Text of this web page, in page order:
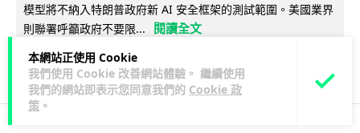
本網站正使用 Cookie
我們使用 Cookie 改善網站體驗。 繼續使用
我們的網站即表示您同意我們的 Cookie 政
策 。
模型將不納入特朗普政府新 AI 安全框架的測試範圍。美國業界
則聯署呼籲政府不要限...
閱讀全文
44 21↗ 分享